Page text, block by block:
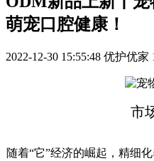
萌宠口腔健康！
2022-12-30 15:55:48 优护优家
市
随着“它”经济的崛起，精细